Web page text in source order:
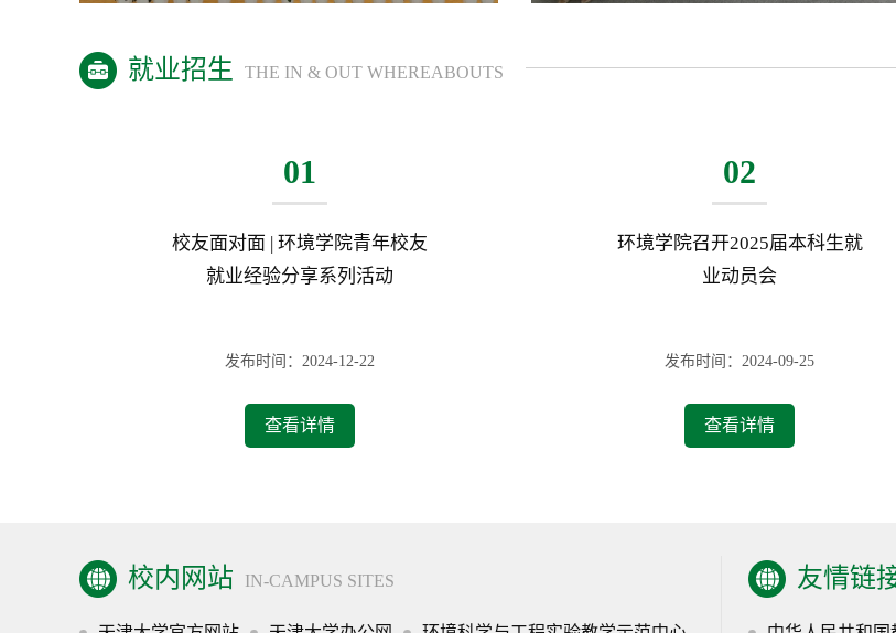
就业招生 THE IN & OUT WHEREABOUTS
01
校友面对面 | 环境学院青年校友
就业经验分享系列活动
发布时间：2024-12-22
查看详情
02
环境学院召开2025届本科生就
业动员会
发布时间：2024-09-25
查看详情
校内网站 IN-CAMPUS SITES 友情链